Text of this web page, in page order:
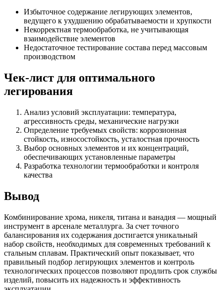
Избыточное содержание легирующих элементов,
ведущего к ухудшению обрабатываемости и хрупкости
Некорректная термообработка, не учитывающая
взаимодействие элементов
Недостаточное тестирование состава перед массовым
производством
Чек-лист для оптимального
легирования
Анализ условий эксплуатации: температура,
агрессивность среды, механические нагрузки
Определение требуемых свойств: коррозионная
стойкость, износостойкость, усталостная прочность
Выбор основных элементов и их концентраций,
обеспечивающих установленные параметры
Разработка технологии термообработки и контроля
качества
Вывод
Комбинирование хрома, никеля, титана и ванадия — мощный
инструмент в арсенале металлурга. За счет точного
балансирования их содержания достигается уникальный
набор свойств, необходимых для современных требований к
стальным сплавам. Практический опыт показывает, что
правильный подбор легирующих элементов и контроль
технологических процессов позволяют продлить срок службы
изделий, повысить их надежность и эффективность